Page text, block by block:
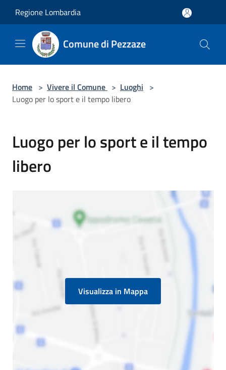
Regione Lombardia
Comune di Pezzaze
Home > Vivere il Comune > Luoghi >
Luogo per lo sport e il tempo libero
Luogo per lo sport e il tempo
libero
Visualizza in Mappa